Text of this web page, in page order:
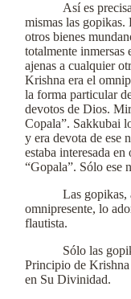
Así es
mismas las gopikas.
otros bienes
totalmente inmersas
ajenas a cualquier
Krishna era el
la forma particular
devotos de Dios.
Copala”. Sakkubai
y era devota de ese
estaba interesada
“Gopala”. Sólo ese
Las gopikas,
omnipresente, lo
flautista.
Sólo las
Principio de
en Su Divinidad.